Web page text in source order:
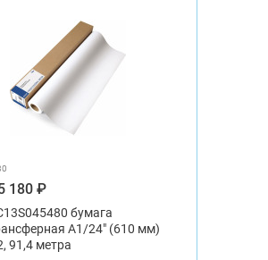
180 ₽
бумага
А1/24" (610 мм)
91,4 метра